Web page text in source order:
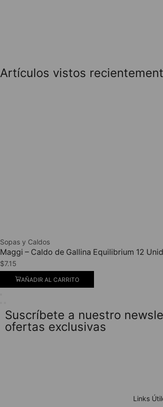
Artículos vistos
Sopas y Caldos
Maggi – Caldo de Gallina Equilibrium 12
$7.15
AÑADIR AL CARRITO
Suscríbete a nuestro
ofertas exclusivas
Links